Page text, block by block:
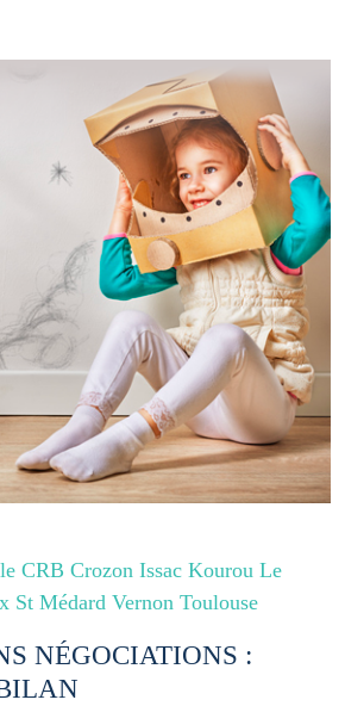
CRB Crozon Issac Kourou Le
St Médard Vernon Toulouse
NÉGOCIATIONS :